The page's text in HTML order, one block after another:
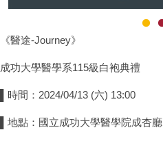
《醫途-Journey》
成功大學醫學系115級白袍典禮
▌時間：2024/04/13 (六) 13:00
▌地點：國立成功大學醫學院成杏廳